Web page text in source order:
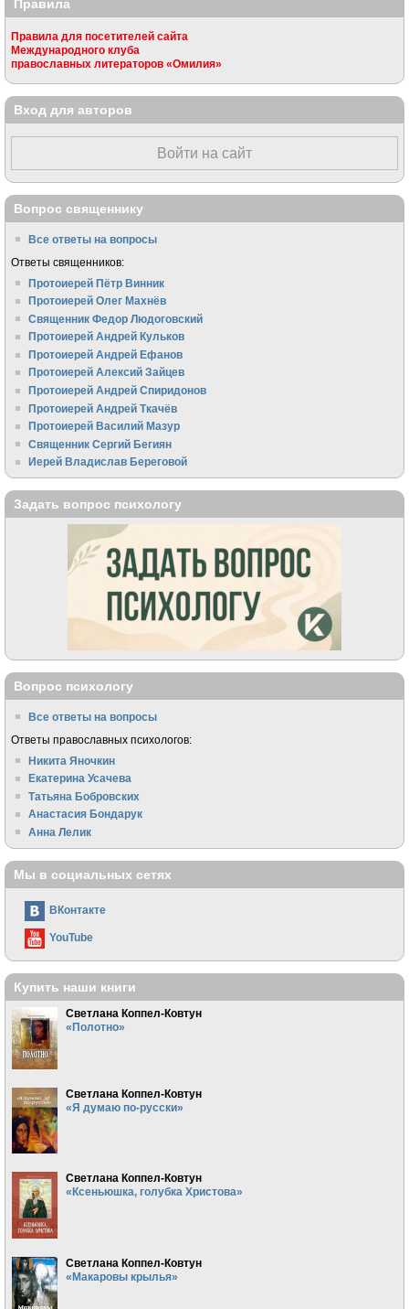
Правила
Правила для посетителей сайта
Международного клуба
православных литераторов «Омилия»
Вход для авторов
Войти на сайт
Вопрос священнику
Все ответы на вопросы
Ответы священников:
Протоиерей Пётр Винник
Протоиерей Олег Махнёв
Священник Федор Людоговский
Протоиерей Андрей Кульков
Протоиерей Андрей Ефанов
Протоиерей Алексий Зайцев
Протоиерей Андрей Спиридонов
Протоиерей Андрей Ткачёв
Протоиерей Василий Мазур
Священник Сергий Бегиян
Иерей Владислав Береговой
Задать вопрос психологу
Вопрос психологу
Все ответы на вопросы
Ответы православных психологов:
Никита Яночкин
Екатерина Усачева
Татьяна Бобровских
Анастасия Бондарук
Анна Лелик
Мы в социальных сетях
ВКонтакте
YouTube
Купить наши книги
Светлана Коппел-Ковтун
«Полотно»
Светлана Коппел-Ковтун
«Я думаю по-русски»
Светлана Коппел-Ковтун
«Ксеньюшка, голубка Христова»
Светлана Коппел-Ковтун
«Макаровы крылья»